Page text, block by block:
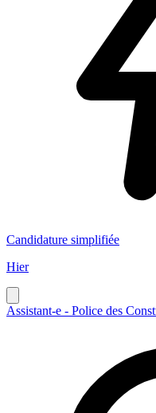
Candidature simplifiée
Hier
Assistant-e - Police des